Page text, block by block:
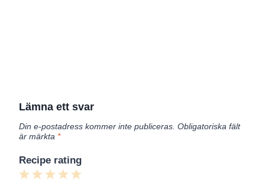
Lämna ett svar
Din e-postadress kommer inte publiceras. Obligatoriska fält
är märkta *
Recipe rating